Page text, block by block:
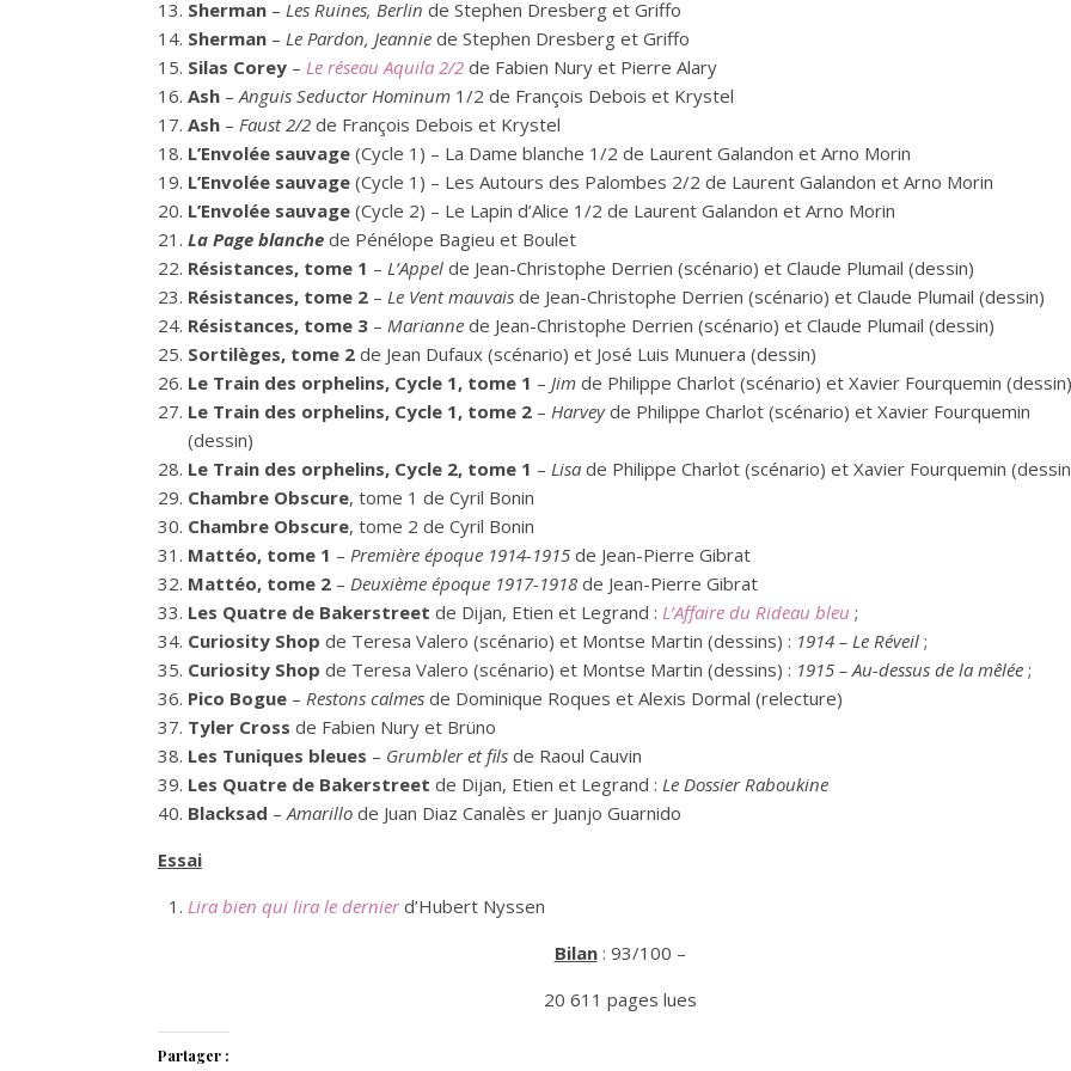
Sherman – Les Ruines, Berlin de Stephen Dresberg et Griffo
Sherman – Le Pardon, Jeannie de Stephen Dresberg et Griffo
Silas Corey – Le réseau Aquila 2/2 de Fabien Nury et Pierre Alary
Ash –Anguis Seductor Hominum 1/2 de François Debois et Krystel
Ash – Faust 2/2 de François Debois et Krystel
L’Envolée sauvage (Cycle 1) – La Dame blanche 1/2 de Laurent Galandon et Arno Morin
L’Envolée sauvage (Cycle 1) – Les Autours des Palombes 2/2 de Laurent Galandon et Arno Morin
L’Envolée sauvage (Cycle 2) – Le Lapin d’Alice 1/2 de Laurent Galandon et Arno Morin
La Page blanche de Pénélope Bagieu et Boulet
Résistances, tome 1 – L’Appel de Jean-Christophe Derrien (scénario) et Claude Plumail (dessin)
Résistances, tome 2 – Le Vent mauvais de Jean-Christophe Derrien (scénario) et Claude Plumail (dessin)
Résistances, tome 3 – Marianne de Jean-Christophe Derrien (scénario) et Claude Plumail (dessin)
Sortilèges, tome 2 de Jean Dufaux (scénario) et José Luis Munuera (dessin)
Le Train des orphelins, Cycle 1, tome 1 – Jim de Philippe Charlot (scénario) et Xavier Fourquemin (dessin)
Le Train des orphelins, Cycle 1, tome 2 – Harveyde Philippe Charlot (scénario) et Xavier Fourquemin
(dessin)
Le Train des orphelins, Cycle 2, tome 1 – Lisa de Philippe Charlot (scénario) et Xavier Fourquemin
Chambre Obscure, tome 1 de Cyril Bonin
Chambre Obscure, tome 2 de Cyril Bonin
Mattéo, tome 1 – Première époque 1914-1915 de Jean-Pierre Gibrat
Mattéo, tome 2 – Deuxième époque 1917-1918 de Jean-Pierre Gibrat
Les Quatre de Bakerstreet de Dijan, Etien et Legrand : L’Affaire du Rideau bleu ;
Curiosity Shop de Teresa Valero (scénario) et Montse Martin (dessins) : 1914 – Le Réveil ;
Curiosity Shop de Teresa Valero (scénario) et Montse Martin (dessins) : 1915 – Au-dessus de la mêlée ;
Pico Bogue – Restons calmes de Dominique Roques et Alexis Dormal (relecture)
Tyler Cross de Fabien Nury et Brüno
Les Tuniques bleues – Grumbler et fils de Raoul Cauvin
Les Quatre de Bakerstreet de Dijan, Etien et Legrand : Le Dossier Raboukine
Blacksad –Amarillo de Juan Diaz Canalès er Juanjo Guarnido
Essai
Lira bien qui lira le dernierd’Hubert Nyssen
Bilan : 93/100 –
20 611 pages lues
Partager :